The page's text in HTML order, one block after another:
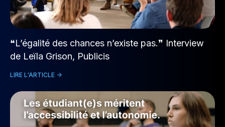
❝L’égalité des chances n’existe pas.❞ Interview
de Leïla Grison, Publicis
LIRE L'ARTICLE ->